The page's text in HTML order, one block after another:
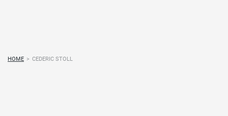
HOME > CEDERIC STOLL